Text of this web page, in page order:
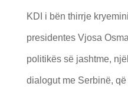
KDI i bën thirrje
presidentes Vjosa
politikës së jashtme,
dialogut me Serbinë,